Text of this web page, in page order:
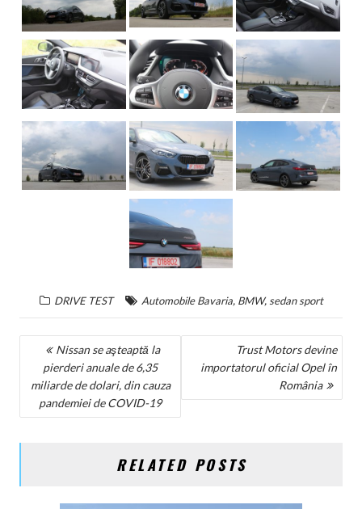
DRIVE TEST Automobile Bavaria, BMW,sedan sport
NAVIGARE
ARTICOLE
Nissan se aşteaptă la
pierderi anuale de 6,35
miliarde de dolari, din cauza
pandemiei de COVID-19
Trust Motors devine
importatorul oficial Opel în
România
RELATED POSTS